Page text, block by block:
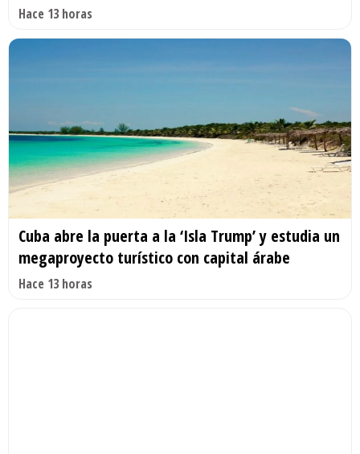
Hace 13 horas
Cuba abre la puerta a la ‘Isla Trump’ y estudia un
megaproyecto turístico con capital árabe
Hace 13 horas